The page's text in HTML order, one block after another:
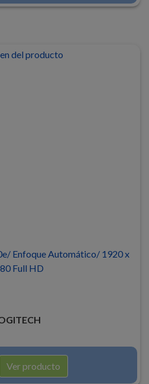
Enfoque Automático/ 1920 x
Full HD
Ver producto